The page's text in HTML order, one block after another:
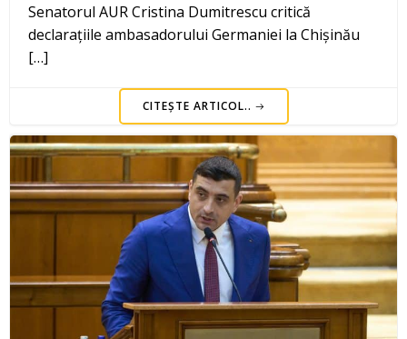
Senatorul AUR Cristina Dumitrescu critică
declarațiile ambasadorului Germaniei la Chișinău
[…]
CITEȘTE ARTICOL..